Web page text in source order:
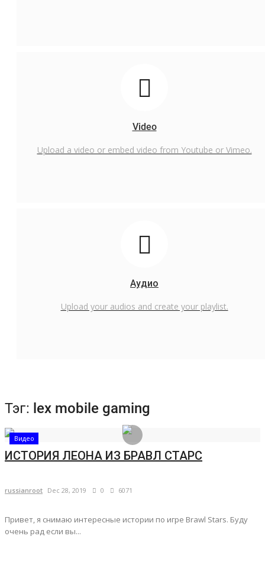
Video
Upload a video or embed video from Youtube or Vimeo.
Аудио
Upload your audios and create your playlist.
Тэг: lex mobile gaming
Видео
ИСТОРИЯ ЛЕОНА ИЗ БРАВЛ СТАРС
russianroot Dec 28, 2019 0 6071
Привет, я снимаю интересные истории по игре Brawl Stars. Буду
очень рад если вы...